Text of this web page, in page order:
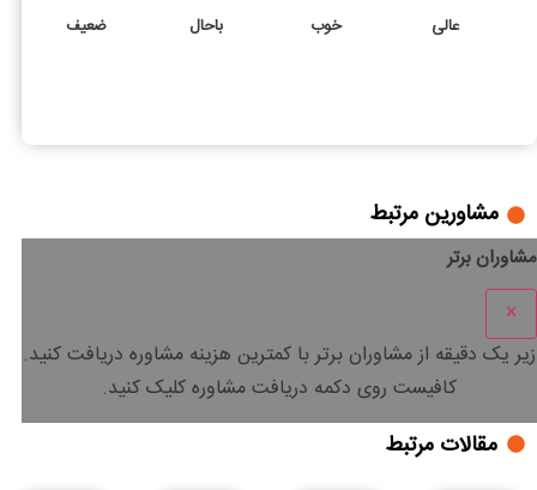
عالی خوب باحال ضعیف
مشاورین مرتبط
مشاوران برتر
×
زیر یک دقیقه از مشاوران برتر باکمترین هزینه مشاوره دریافت کنید.
کافیست روی دکمه دریافت مشاوره کلیک کنید.
مقالات مرتبط